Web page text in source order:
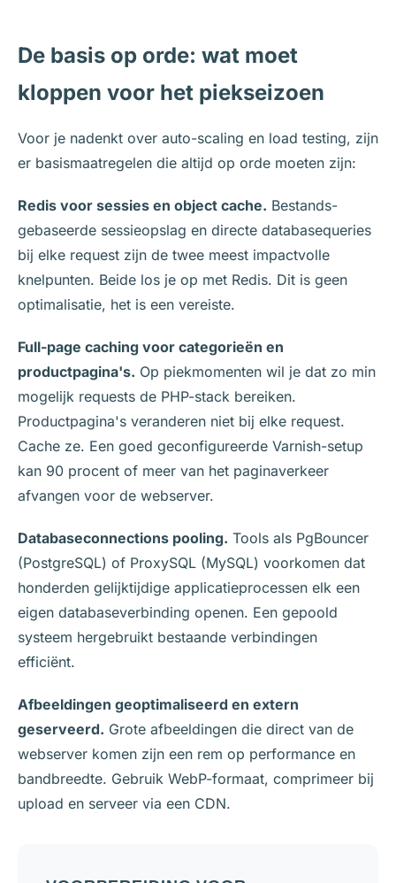
De basis op orde: wat moet
kloppen voor het piekseizoen
Voor je nadenkt over auto-scaling en load testing, zijn
er basismaatregelen die altijd op orde moeten zijn:
Redis voor sessies en object cache. Bestands-
gebaseerde sessieopslag en directe databasequeries
bij elke request zijn de twee meest impactvolle
knelpunten. Beide los je op met Redis. Dit is geen
optimalisatie, het is een vereiste.
Full-page caching voor categorieën en
productpagina's. Op piekmomenten wil je dat zo min
mogelijk requests de PHP-stack bereiken.
Productpagina's veranderen niet bij elke request.
Cache ze. Een goed geconfigureerde Varnish-setup
kan 90 procent of meer van het paginaverkeer
afvangen voor de webserver.
Databaseconnections pooling. Tools als PgBouncer
(PostgreSQL) of ProxySQL (MySQL) voorkomen dat
honderden gelijktijdige applicatieprocessen elk een
eigen databaseverbinding openen. Een gepoold
systeem hergebruikt bestaande verbindingen
efficiënt.
Afbeeldingen geoptimaliseerd en extern
geserveerd. Grote afbeeldingen die direct van de
webserver komen zijn een rem op performance en
bandbreedte. Gebruik WebP-formaat, comprimeer bij
upload en serveer via een CDN.